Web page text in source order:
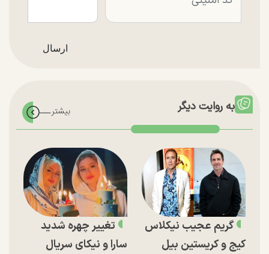
به روایت دیگر
گریم عجیب نیکلاس
کیج و کریستین بیل
تغییر چهره شدید
سارا و نیکای سریال